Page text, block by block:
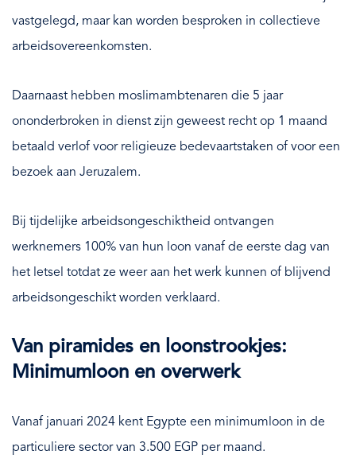
vastgelegd, maar kan worden besproken in collectieve
arbeidsovereenkomsten.
Daarnaast hebben moslimambtenaren die 5 jaar
ononderbroken in dienst zijn geweest recht op 1 maand
betaald verlof voor religieuze bedevaartstaken of voor een
bezoek aan Jeruzalem.
Bij tijdelijke arbeidsongeschiktheid ontvangen
werknemers 100% van hun loon vanaf de eerste dag van
het letsel totdat ze weer aan het werk kunnen of blijvend
arbeidsongeschikt worden verklaard.
Van piramides en loonstrookjes:
Minimumloon en overwerk
Vanaf januari 2024 kent Egypte een minimumloon in de
particuliere sector van 3.500 EGP per maand.